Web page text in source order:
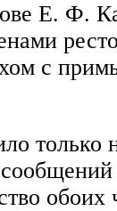
Е. Ф.
с
обоих